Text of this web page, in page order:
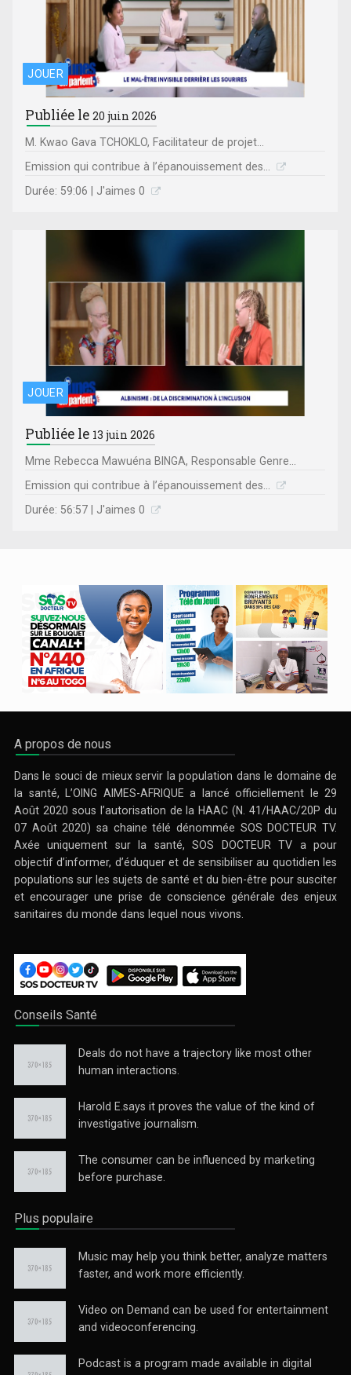
JOUER
Publiée le20 juin 2026
M. Kwao Gava TCHOKLO, Facilitateur de projet...
Emission qui contribue à l’épanouissement des...
Durée: 59:06 | J'aimes 0
JOUER
Publiée le 13 juin 2026
Mme Rebecca Mawuéna BINGA, Responsable Genre...
Emission qui contribue à l’épanouissement des...
Durée: 56:57 | J'aimes 0
A propos de nous
Dans le souci de mieux servir la population dans le domaine de
la santé, L’OING AIMES-AFRIQUE a lancé officiellement le 29
Août 2020 sous l’autorisation de la HAAC (N. 41/HAAC/20P du
07 Août 2020) sa chaine télé dénommée SOS DOCTEUR TV.
Axée uniquement sur la santé, SOS DOCTEUR TV a pour
objectif d’informer, d’éduquer et de sensibiliser au quotidien les
populations sur les sujets de santé et du bien-être pour susciter
et encourager une prise de conscience générale des enjeux
sanitaires du monde dans lequel nous vivons.
Conseils Santé
Deals do not have a trajectory like most other
human interactions.
Harold E.says it proves the value of the kind of
investigative journalism.
The consumer can be influenced by marketing
before purchase.
Plus populaire
Music may help you think better, analyze matters
faster, and work more efficiently.
Video on Demand can be used for entertainment
and videoconferencing.
Podcast is a program made available in digital